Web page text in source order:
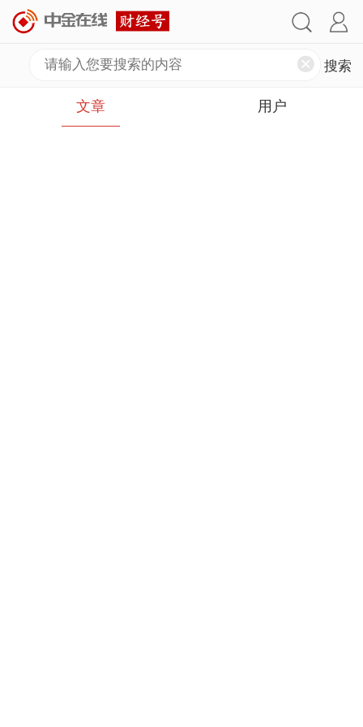
文章 用户